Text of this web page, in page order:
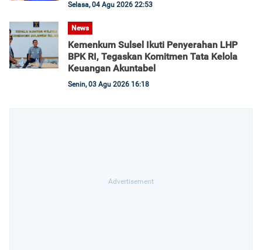
Selasa, 04 Agu 2026 22:53
News
Kemenkum Sulsel Ikuti Penyerahan LHP
BPK RI, Tegaskan Komitmen Tata Kelola
Keuangan Akuntabel
Senin, 03 Agu 2026 16:18